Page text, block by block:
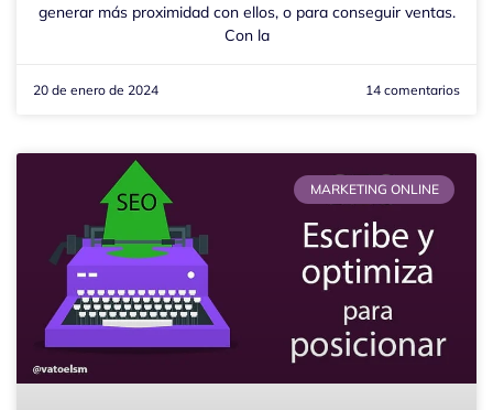
generar más proximidad con ellos, o para conseguir ventas.
Con la
20 de enero de 2024 14 comentarios
MARKETING ONLINE